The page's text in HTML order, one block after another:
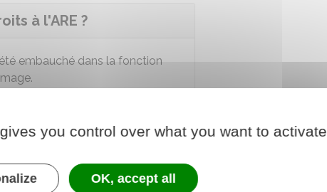
à l'ARE ?
embauché dans la fonction
pas épuisé tous vos
du reliquat de vos droits à
d'indemnisation concernée
3 ans.
you control over what you want to activate
OK, accept all